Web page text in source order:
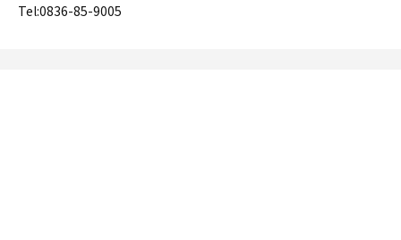
Tel:0836-85-9005